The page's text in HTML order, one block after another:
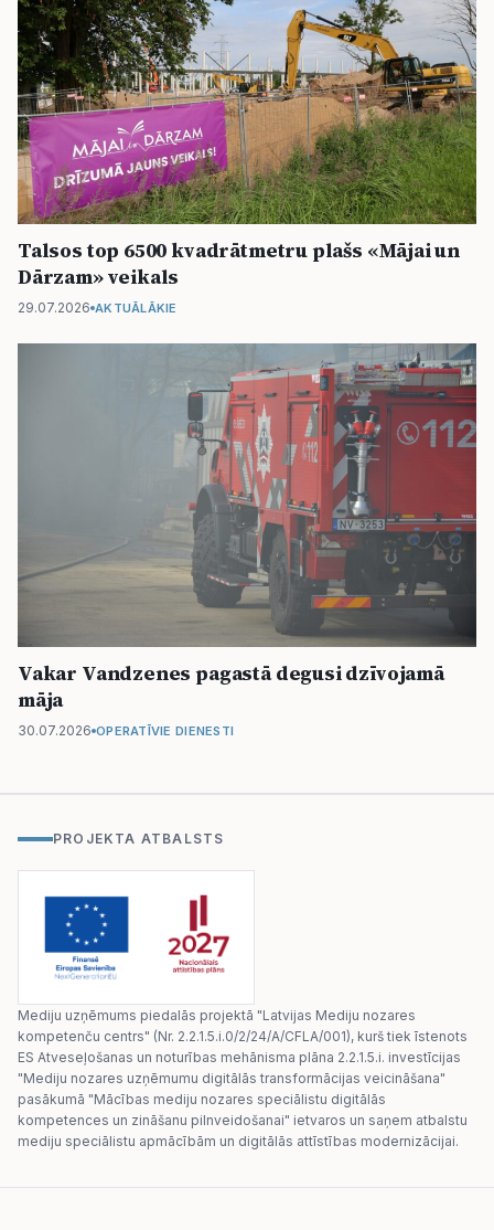
Talsos top 6500 kvadrātmetru plašs «Mājai un
Dārzam» veikals
29.07.2026 AKTUĀLĀKIE
Vakar Vandzenes pagastā degusi dzīvojamā
māja
30.07.2026 OPERATĪVIE DIENESTI
PROJEKTA ATBALSTS
Mediju uzņēmums piedalās projektā "Latvijas Mediju nozares
kompetenču centrs" (Nr. 2.2.1.5.i.0/2/24/A/CFLA/001), kurš tiek īstenots
ES Atveseļošanas un noturības mehānisma plāna 2.2.1.5.i. investīcijas
"Mediju nozares uzņēmumu digitālās transformācijas veicināšana"
pasākumā "Mācības mediju nozares speciālistu digitālās
kompetences un zināšanu pilnveidošanai" ietvaros un saņem atbalstu
mediju speciālistu apmācībām un digitālās attīstības modernizācijai.